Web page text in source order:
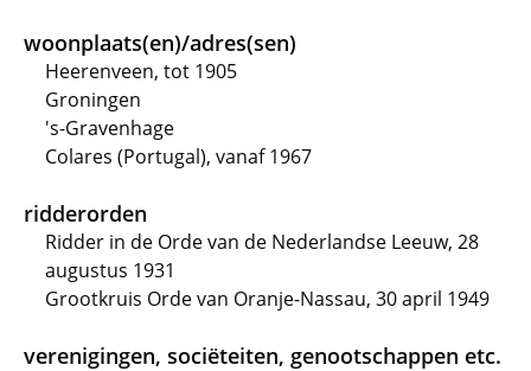
woonplaats(en)/adres(sen)
Heerenveen, tot 1905
Groningen
's-Gravenhage
Colares (Portugal), vanaf 1967
ridderorden
Ridder in de Orde van de Nederlandse Leeuw, 28
augustus 1931
Grootkruis Orde van Oranje-Nassau, 30 april 1949
verenigingen, sociëteiten, genootschappen etc.